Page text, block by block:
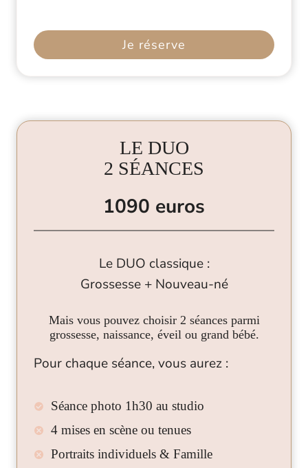
Je réserve
LE DUO
2 SÉANCES
1090 euros
Le DUO classique :
Grossesse + Nouveau-né
Mais vous pouvez choisir 2 séances parmi
grossesse, naissance, éveil ou grand bébé.
Pour chaque séance, vous aurez :
Séance photo 1h30 au studio
4 mises en scène ou tenues
Portraits individuels & Famille